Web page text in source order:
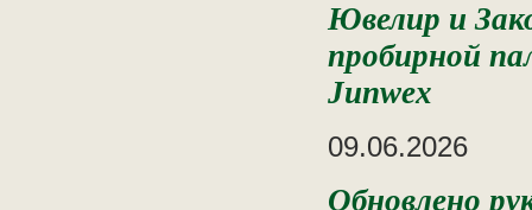
Ювелир и
пробирной
Junwex
09.06.2026
Обновлено